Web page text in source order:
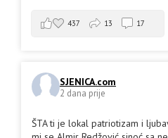
437 13 17
SJENICA.com
2 dana prije
ŠTA ti je lokal patriotizam i